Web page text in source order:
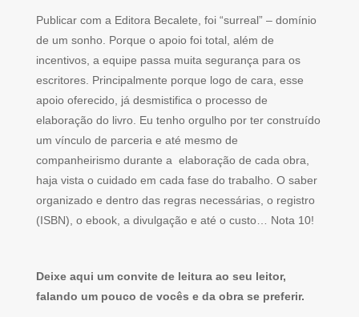
Publicar com a Editora Becalete, foi “surreal” – domínio
de um sonho. Porque o apoio foi total, além de
incentivos, a equipe passa muita segurança para os
escritores. Principalmente porque logo de cara, esse
apoio oferecido, já desmistifica o processo de
elaboração do livro. Eu tenho orgulho por ter construído
um vínculo de parceria e até mesmo de
companheirismo durante a elaboração de cada obra,
haja vista o cuidado em cada fase do trabalho. O saber
organizado e dentro das regras necessárias, o registro
(ISBN), o ebook, a divulgação e até o custo… Nota 10!
Deixe aqui um convite de leitura ao seu leitor,
falando um pouco de vocês e da obra se preferir.